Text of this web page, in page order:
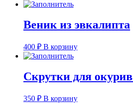
Веник из эвкалипта
400 ₽ В корзину
Скрутки для
350 ₽ В корзину